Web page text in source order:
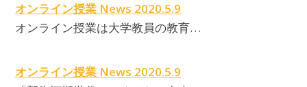
オンライン授業 News 2020.5.9
オンライン授業は大学教員の教育…
オンライン授業 News 2020.5.9